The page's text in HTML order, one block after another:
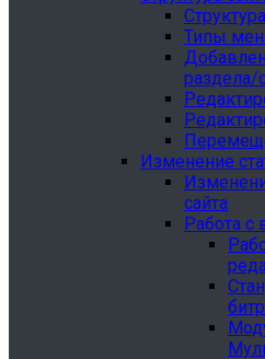
Типы
раздела/
Изменение
сайта
Работа с